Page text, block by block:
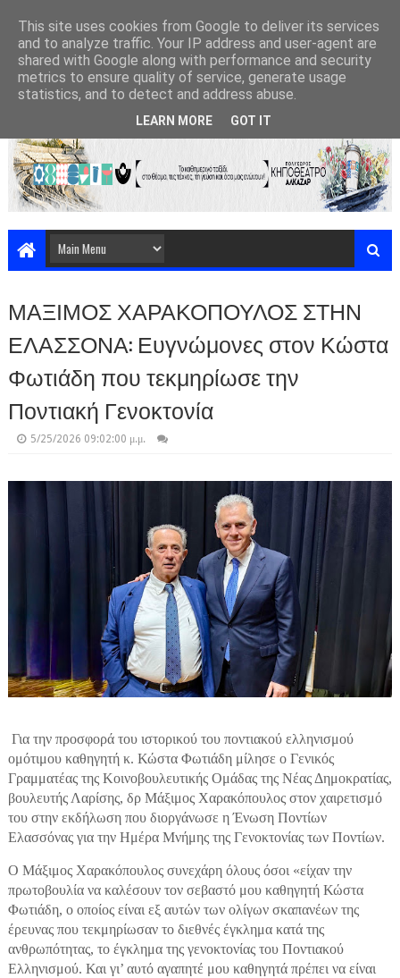
ΜΑΞΙΜΟΣ ΧΑΡΑΚΟΠΟΥΛΟΣ ΣΤΗΝ
ΕΛΑΣΣΟΝΑ: Ευγνώμονες στον Κώστα
Φωτιάδη που τεκμηρίωσε την
Ποντιακή Γενοκτονία
5/25/2026 09:02:00 μ.μ.
Για την προσφορά του ιστορικού του ποντιακού ελληνισμού
ομότιμου καθηγητή κ. Κώστα Φωτιάδη μίλησε ο Γενικός
Γραμματέας της Κοινοβουλευτικής Ομάδας της Νέας Δημοκρατίας,
βουλευτής Λαρίσης, δρ Μάξιμος Χαρακόπουλος στον χαιρετισμό
του στην εκδήλωση που διοργάνωσε η Ένωση Ποντίων
Ελασσόνας για την Ημέρα Μνήμης της Γενοκτονίας των Ποντίων.
Ο Μάξιμος Χαρακόπουλος συνεχάρη όλους όσοι «είχαν την
πρωτοβουλία να καλέσουν τον σεβαστό μου καθηγητή Κώστα
Φωτιάδη, ο οποίος είναι εξ αυτών των ολίγων σκαπανέων της
έρευνας που τεκμηρίωσαν το διεθνές έγκλημα κατά της
ανθρωπότητας, το έγκλημα της γενοκτονίας του Ποντιακού
Ελληνισμού. Και γι’ αυτό αγαπητέ μου καθηγητά πρέπει να είναι
This site uses cookies from Google to deliver its services
and to analyze traffic. Your IP address and user-agent are
shared with Google along with performance and security
metrics to ensure quality of service, generate usage
statistics, and to detect and address abuse.
LEARN MORE GOT IT